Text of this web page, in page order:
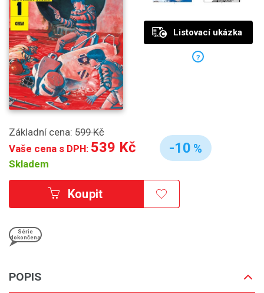
Základní cena: 599 Kč
Vaše cena s DPH: 539 Kč
Skladem
-10 %
Koupit
Série
dokončena
POPIS
Listovací ukázka
?